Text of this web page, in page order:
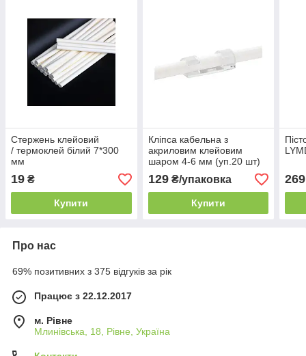
Стержень клейовий
/ термоклей білий 7*300
мм
19 ₴
Купити
Кліпса кабельна з
акриловим клейовим
шаром 4-6 мм (уп.20 шт)
129₴/упаковка
Купити
269
Про нас
69% позитивних з 375 відгуків за рік
Працює з 22.12.2017
м. Рівне
Млинівська, 18, Рівне, Україна